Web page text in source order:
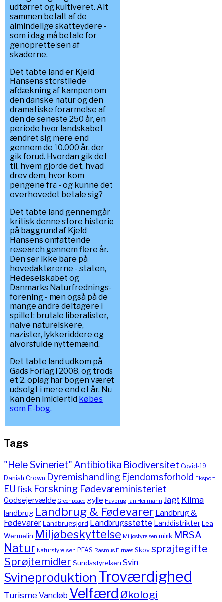
udtørret og kultiveret. Alt
sammen betalt af de
almindelige skatteydere -
som i dag må betale for
genoprettelsen af
skaderne.
Det tabte land er Kjeld
Hansens storstilede
afdækning af kampen om
den danske natur og den
dramatiske forarmelse af
den de seneste 250 år, en
periode hvor landskabet
ændret sig mere end
gennem de 10.000 år, der
gik forud. Hvordan gik det
til, hvem gjorde det, hvad
drev dem, hvor kom
pengene fra - og kunne det
overhovedet betale sig?
Det tabte land gennemgår
kritisk denne store historie
på baggrund af Kjeld
Hansens omfattende
research gennem flere år.
Den ser ikke bare på
hovedaktørerne - staten,
Hedeselskabet og
Danmarks Naturfrednings-
forening - men også på de
mange andre deltagere i
spillet: brutale liberalister,
naive naturelskere,
nazister, lykkeriddere og
alvorsfulde nyttemænd.
Det tabte land udkom på
Gads Forlag i 2008, og trods
et 2. oplag har bogen været
udsolgt i mere end et år. Nu
kan den imidlertid købes
som E-bog.
Tags
"Hele Svineriet" Antibiotika Biodiversitet Covid-19
Danish Crown Dyremishandling Ejendomsforhold Eksport
EUfisk Forskning Fødevareministeriet
Godsejervælde Greenpeace gylle Havbrug Ian Heilmann Jagt Klima
landbrug Landbrug & Fødevarer Landbrug &
FødevarerLandbrugsjord Landbrugsstøtte LanddistrikterLea
Wermelin Miljøbeskyttelse Miljøstyrelsen mink MRSA
Natur Naturstyrelsen PFAS Rasmus Ejrnæs Skov sprøjtegifte
Sprøjtemidler Sundsstyrelsen Svin
Svineproduktion Troværdighed
TurismeVandløb Velfærd Økologi